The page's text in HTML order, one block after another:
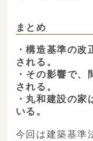
まとめ
・構造基準の
される。
・その影響で
される。
・丸和建設の
いる。
今回は建築基準